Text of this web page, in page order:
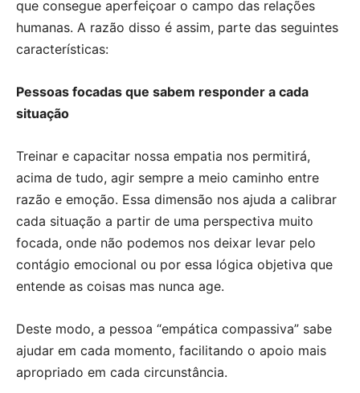
que consegue aperfeiçoar o campo das relações
humanas. A razão disso é assim, parte das seguintes
características:
Pessoas focadas que sabem responder a cada
situação
Treinar e capacitar nossa empatia nos permitirá,
acima de tudo, agir sempre a meio caminho entre
razão e emoção. Essa dimensão nos ajuda a calibrar
cada situação a partir de uma perspectiva muito
focada, onde não podemos nos deixar levar pelo
contágio emocional ou por essa lógica objetiva que
entende as coisas mas nunca age.
Deste modo, a pessoa “empática compassiva” sabe
ajudar em cada momento, facilitando o apoio mais
apropriado em cada circunstância.